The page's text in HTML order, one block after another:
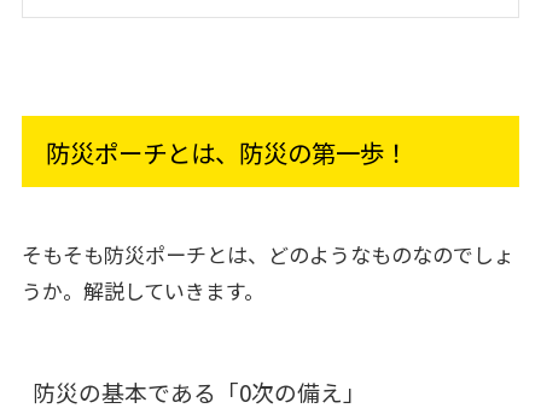
防災ポーチとは、防災の第一歩！
そもそも防災ポーチとは、どのようなものなのでしょ
うか。解説していきます。
防災の基本である「0次の備え」